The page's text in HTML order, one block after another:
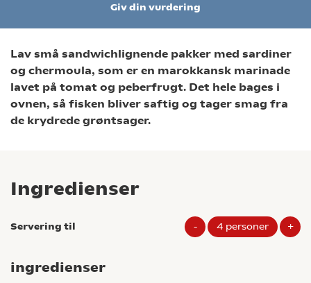
Giv din vurdering
Lav små sandwichlignende pakker med sardiner
og chermoula, som er en marokkansk marinade
lavet på tomat og peberfrugt. Det hele bages i
ovnen, så fisken bliver saftig og tager smag fra
de krydrede grøntsager.
Ingredienser
Servering til - 4 personer +
ingredienser